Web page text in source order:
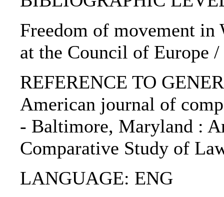
Freedom of movement in
at the Council of Europe
REFERENCE TO
American journal of
- Baltimore, Maryland :
Comparative Study of
LANGUAGE: ENG